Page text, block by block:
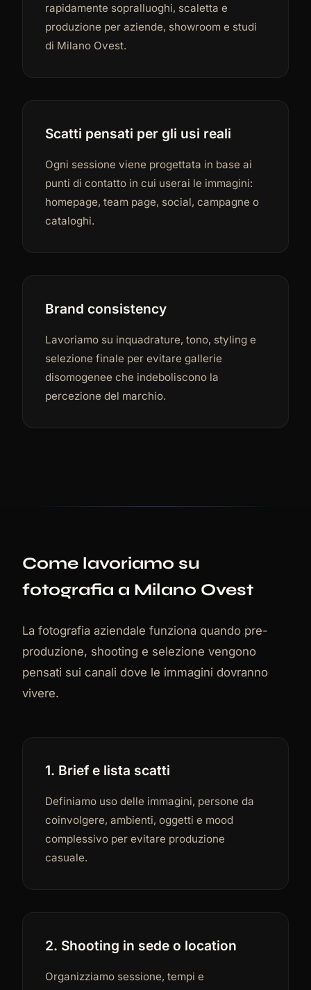
rapidamente sopralluoghi, scaletta e
produzione per aziende, showroom e studi
di Milano Ovest.
Scatti pensati per gli usi reali
Ogni sessione viene progettata in base ai
punti di contatto in cui userai le immagini:
homepage, team page, social, campagne o
cataloghi.
Brand consistency
Lavoriamo su inquadrature, tono, styling e
selezione finale per evitare gallerie
disomogenee che indeboliscono la
percezione del marchio.
Come lavoriamo su
fotografia a Milano Ovest
La fotografia aziendale funziona quando pre-
produzione, shooting e selezione vengono
pensati sui canali dove le immagini dovranno
vivere.
1. Brief e lista scatti
Definiamo uso delle immagini, persone da
coinvolgere, ambienti, oggetti e mood
complessivo per evitare produzione
casuale.
2. Shooting in sede o location
Organizziamo sessione, tempi e